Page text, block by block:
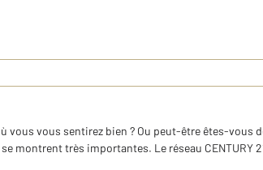
vous vous sentirez bien ? Ou peut-être êtes-
montrent très importantes. Le réseau CENTURY